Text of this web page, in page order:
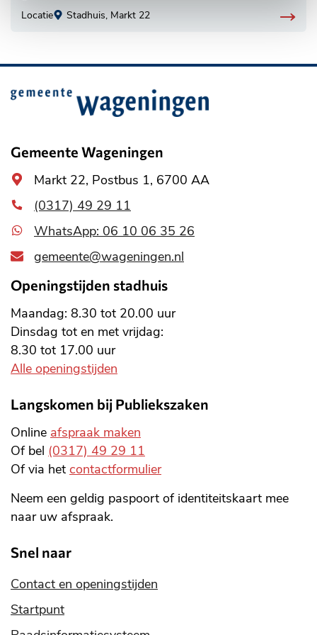
Locatie Stadhuis, Markt 22
Belangrijke
informatie
Gemeente Wageningen
Algemeen
adres
Markt 22, Postbus 1, 6700 AA
(0317) 49 29 11
WhatsApp: 06 10 06 35 26
gemeente@wageningen.nl
Openingstijden stadhuis
Maandag: 8.30 tot 20.00 uur
Dinsdag tot en met vrijdag:
8.30 tot 17.00 uur
Alle openingstijden
Langskomen bij Publiekszaken
Online afspraak maken
Of bel (0317) 49 29 11
Of via het contactformulier
Neem een geldig paspoort of identiteitskaart mee
naar uw afspraak.
Snel naar
Contact en openingstijden
Startpunt